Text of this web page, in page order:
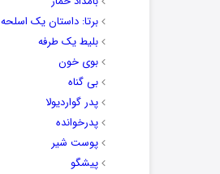
برتا: داستان یک اسلحه
بلیط یک‌‌ طرفه
بوی خون
بی گناه
پدر گواردیولا
پدرخوانده
پوست شیر
پیشگو